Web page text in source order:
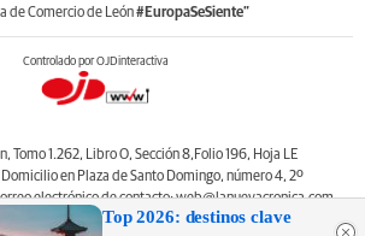
de Comercio de León#EuropaSeSiente”
Controlado por OJDinteractiva
Tomo 1.262, Libro O, Sección 8,Folio 196, Hoja LE
en Plaza de Santo Domingo, número 4, 2º
electrónico de contacto: web@lanuevacronica.com.
S.L. (LA NUEVA CRÓNICA). Incluye contenidos de la
Top 2026: destinos clave